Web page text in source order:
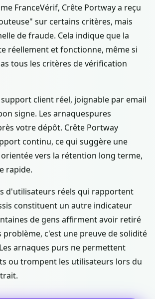
FranceVérif, Crête Portway a reçu
sur certains critères, mais
de fraude. Cela indique que la
réellement et fonctionne, même si
tous les critères de vérification
client réel, joignable par email
signe. Les arnaquespures
votre dépôt. Crête Portway
continu, ce qui suggère une
vers la rétention long terme,
rapide.
d'utilisateurs réels qui rapportent
constituent un autre indicateur
de gens affirment avoir retiré
problème, c'est une preuve de solidité
arnaques purs ne permettent
ou trompent les utilisateurs lors du